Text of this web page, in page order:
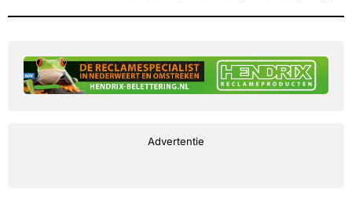
Advertentie